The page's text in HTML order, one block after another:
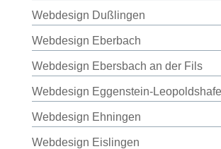
Webdesign Dußlingen
Webdesign Eberbach
Webdesign Ebersbach an der Fils
Webdesign Eggenstein-
Webdesign Ehningen
Webdesign Eislingen